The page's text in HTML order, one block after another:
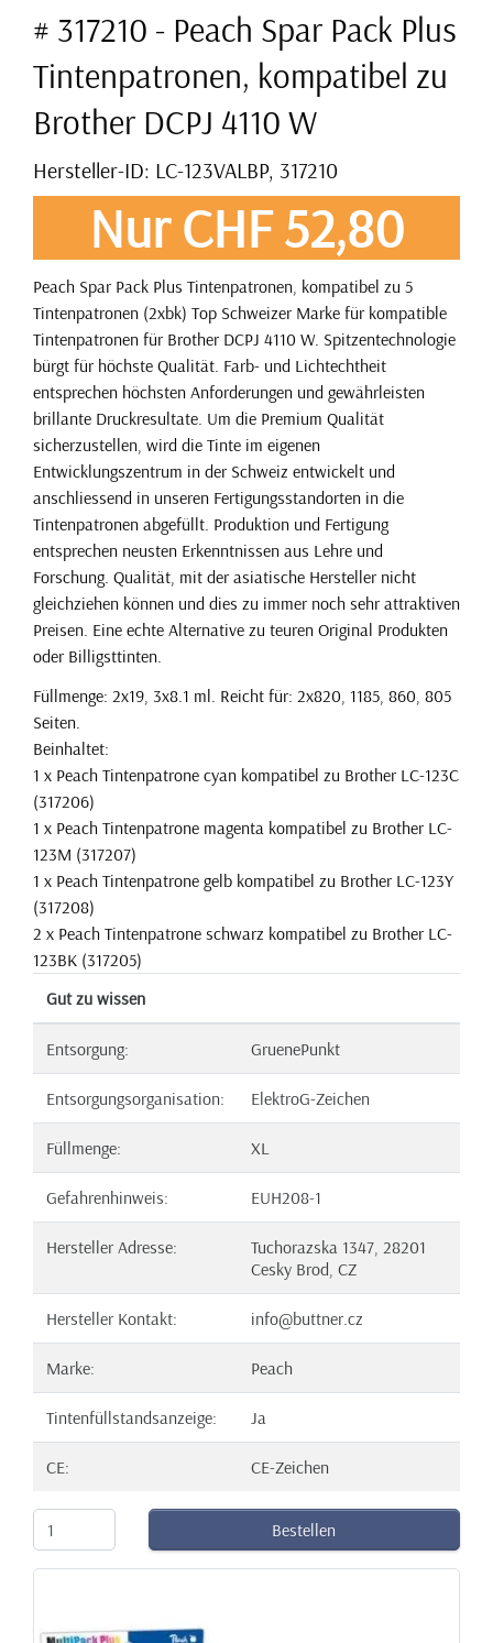
# 317210 - Peach Spar Pack Plus
Tintenpatronen, kompatibel zu
Brother DCPJ 4110 W
Hersteller-ID: LC-123VALBP, 317210
Nur CHF 52,80
Peach Spar Pack Plus Tintenpatronen, kompatibel zu 5
Tintenpatronen (2xbk) Top Schweizer Marke für kompatible
Tintenpatronen für Brother DCPJ 4110 W. Spitzentechnologie
bürgt für höchste Qualität. Farb- und Lichtechtheit
entsprechen höchsten Anforderungen und gewährleisten
brillante Druckresultate. Um die Premium Qualität
sicherzustellen, wird die Tinte im eigenen
Entwicklungszentrum in der Schweiz entwickelt und
anschliessend in unseren Fertigungsstandorten in die
Tintenpatronen abgefüllt. Produktion und Fertigung
entsprechen neusten Erkenntnissen aus Lehre und
Forschung. Qualität, mit der asiatische Hersteller nicht
gleichziehen können und dies zu immer noch sehr attraktiven
Preisen. Eine echte Alternative zu teuren Original Produkten
oder Billigsttinten.
Füllmenge: 2x19, 3x8.1 ml. Reicht für: 2x820, 1185, 860, 805
Seiten.
Beinhaltet:
1 x Peach Tintenpatrone cyan kompatibel zu Brother LC-123C
(317206)
1 x Peach Tintenpatrone magenta kompatibel zu Brother LC-
123M (317207)
1 x Peach Tintenpatrone gelb kompatibel zu Brother LC-123Y
(317208)
2 x Peach Tintenpatrone schwarz kompatibel zu Brother LC-
123BK (317205)
Gut zu wissen
Entsorgung: GruenePunkt
Entsorgungsorganisation: ElektroG-Zeichen
Füllmenge: XL
Gefahrenhinweis: EUH208-1
Hersteller Adresse:
Tuchorazska 1347, 28201
Cesky Brod, CZ
Hersteller Kontakt: info@buttner.cz
Marke: Peach
Tintenfüllstandsanzeige: Ja
CE: CE-Zeichen
Bestellen